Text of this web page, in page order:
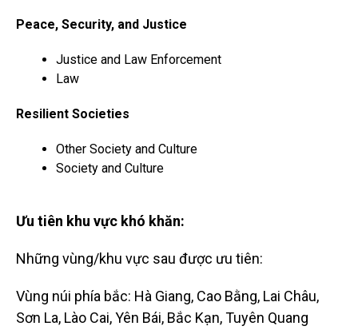
Peace, Security, and Justice
Justice and Law Enforcement
Law
Resilient Societies
Other Society and Culture
Society and Culture
Ưu tiên khu vực khó khăn:
Những vùng/khu vực sau được ưu tiên:
Vùng núi phía bắc: Hà Giang, Cao Bằng, Lai Châu,
Sơn La, Lào Cai, Yên Bái, Bắc Kạn, Tuyên Quang